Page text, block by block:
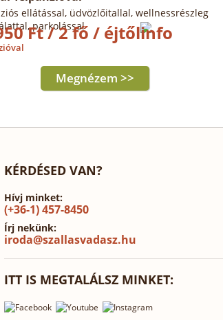
ellátással, üdvözlőitallal, wellnessrészleg
parkolással
Ft / 2 fő / éjtől
Megnézem >>
KÉRDÉSED VAN?
Hívj minket:
(+36-1) 457-8450
Írj nekünk:
iroda@szallasvadasz.hu
ITT IS MEGTALÁLSZ MINKET: